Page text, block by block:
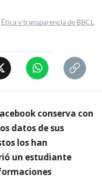
Ética y transparencia de BBCL
conserva con
datos de sus
los han
un estudiante